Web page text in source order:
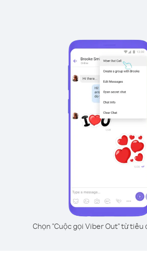
Chọn "Cuộc gọi Viber Out" từ tiêu